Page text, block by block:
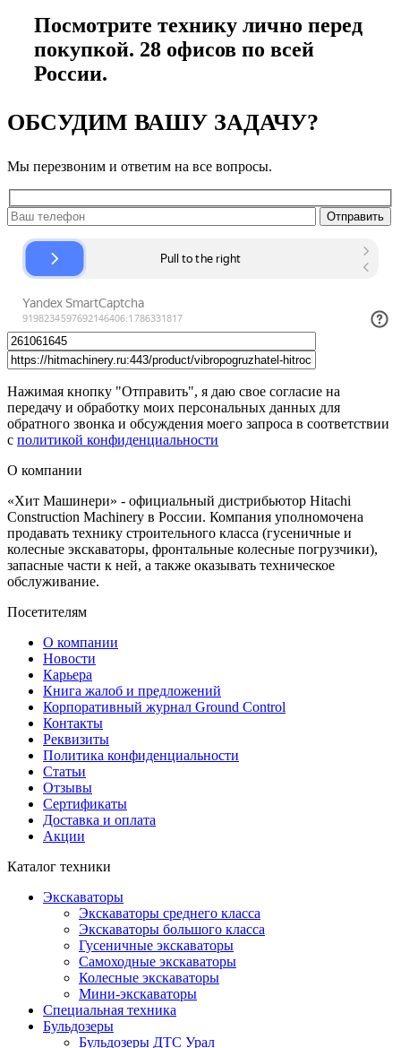
Посмотрите технику лично перед
покупкой. 28 офисов по всей
России.
ОБСУДИМ ВАШУ ЗАДАЧУ?
Мы перезвоним и ответим на все вопросы.
Нажимая кнопку "Отправить", я даю свое согласие на
передачу и обработку моих персональных данных для
обратного звонка и обсуждения моего запроса в соответствии
с политикой конфиденциальности
О компании
«Хит Машинери» - официальный дистрибьютор Hitachi
Construction Machinery в России. Компания уполномочена
продавать технику строительного класса (гусеничные и
колесные экскаваторы, фронтальные колесные погрузчики),
запасные части к ней, а также оказывать техническое
обслуживание.
Посетителям
О компании
Новости
Карьера
Книга жалоб и предложений
Корпоративный журнал Ground Control
Контакты
Реквизиты
Политика конфиденциальности
Статьи
Отзывы
Сертификаты
Доставка и оплата
Акции
Каталог техники
Экскаваторы
Экскаваторы среднего класса
Экскаваторы большого класса
Гусеничные экскаваторы
Самоходные экскаваторы
Колесные экскаваторы
Мини-экскаваторы
Специальная техника
Бульдозеры
Бульдозеры ДТС Урал